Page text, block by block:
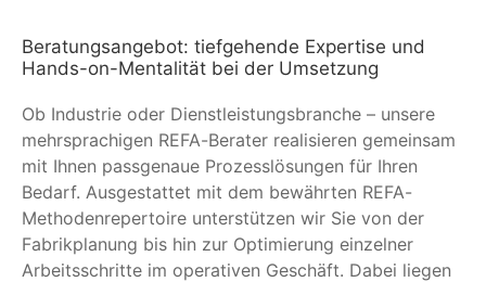
Beratungsangebot: tiefgehende Expertise und
Hands-on-Mentalität bei der Umsetzung
Ob Industrie oder Dienstleistungsbranche – unsere
mehrsprachigen REFA-Berater realisieren gemeinsam
mit Ihnen passgenaue Prozesslösungen für Ihren
Bedarf. Ausgestattet mit dem bewährten REFA-
Methodenrepertoire unterstützen wir Sie von der
Fabrikplanung bis hin zur Optimierung einzelner
Arbeitsschritte im operativen Geschäft. Dabei liegen